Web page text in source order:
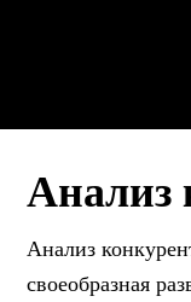
Анализ
Анализ
своеобразная